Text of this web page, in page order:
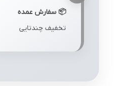
📦 سفارش عمده
تخفیف چندتایی